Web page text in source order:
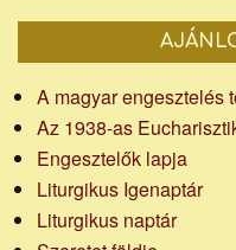
A magyar engesztelés
Az 1938-as
Engesztelők lapja
Liturgikus Igenaptár
Liturgikus naptár